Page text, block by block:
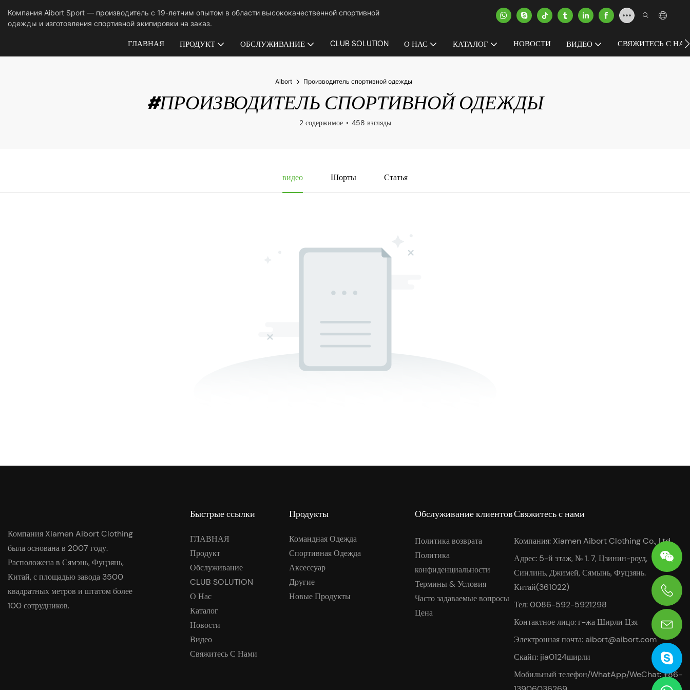
Компания Aibort Sport — производитель с 19-летним опытом в области высококачественной спортивной
одежды и изготовления спортивной экипировки на заказ.
ГЛАВНАЯ ПРОДУКТ ОБСЛУЖИВАНИЕ CLUB SOLUTION О НАС КАТАЛОГ НОВОСТИ ВИДЕО СВЯЖИТЕСЬ С
Aibort Производитель спортивной одежды
#ПРОИЗВОДИТЕЛЬ СПОРТИВНОЙ ОДЕЖДЫ
2 содержимое 458 взгляды
видео Шорты Статья
Компания Xiamen Aibort Clothing
была основана в 2007 году.
Расположена в Сямэнь, Фуцзянь,
Китай, с площадью завода 3500
квадратных метров и штатом более
100 сотрудников.
Быстрые ссылки
ГЛАВНАЯ
Продукт
Обслуживание
CLUB SOLUTION
О Нас
Каталог
Новости
Видео
Свяжитесь С Нами
Продукты
Командная Одежда
Спортивная Одежда
Аксессуар
Другие
Новые Продукты
Обслуживание клиентов
Политика возврата
Политика
конфиденциальности
Термины & Условия
Часто задаваемые вопросы
Цена
Свяжитесь с нами
Компания: Xiamen Aibort Clothing Co., Ltd.
Адрес: 5-й этаж, № 1. 7, Цзинин-роуд,
Синлинь, Джимей, Сямынь, Фуцзянь.
Китай(361022)
Тел: 0086-592-5921298
Контактное лицо: г-жа Ширли Цзя
Электронная почта: aibort@aibort.com
Скайп: jia0124ширли
Мобильный телефон/WhatApp/WeChat: +86-